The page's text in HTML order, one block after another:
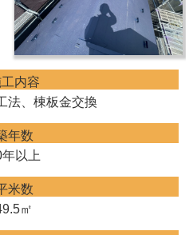
内容
法、棟板金交換
年数
以上
米数
㎡